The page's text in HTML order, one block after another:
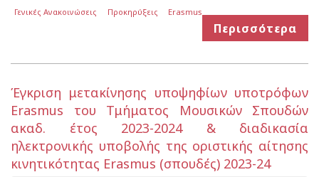
Γενικές Ανακοινώσεις Προκηρύξεις Erasmus
Περισσότερα
Έγκριση μετακίνησης υποψηφίων υποτρόφων
Erasmus του Τμήματος Μουσικών Σπουδών
ακαδ. έτος 2023-2024 & διαδικασία
ηλεκτρονικής υποβολής της οριστικής αίτησης
κινητικότητας Erasmus (σπουδές) 2023-24